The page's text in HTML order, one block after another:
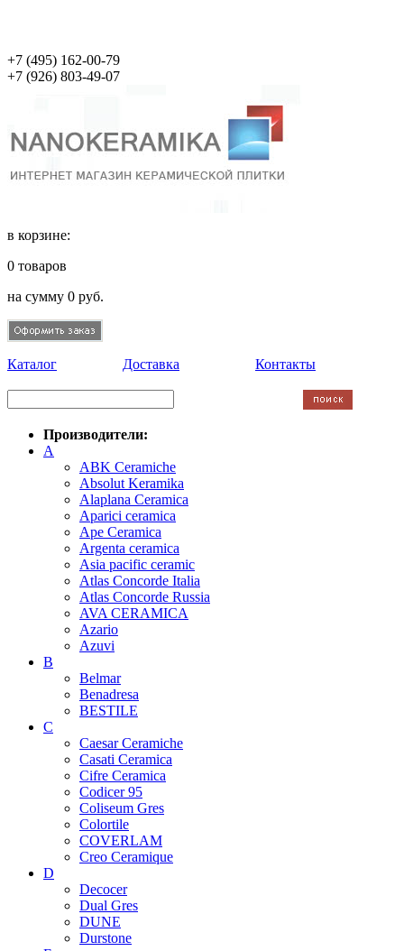
+7 (495) 162-00-79
+7 (926) 803-49-07
в корзине:
0 товаров
на сумму 0 руб.
Каталог Доставка Контакты
Производители:
A
ABK Ceramiche
Absolut Keramika
Alaplana Ceramica
Aparici ceramica
Ape Ceramica
Argenta ceramica
Asia pacific ceramic
Atlas Concorde Italia
Atlas Concorde Russia
AVA CERAMICA
Azario
Azuvi
B
Belmar
Benadresa
BESTILE
C
Caesar Ceramiche
Casati Ceramica
Cifre Ceramica
Codicer 95
Coliseum Gres
Colortile
COVERLAM
Creo Ceramique
D
Decocer
Dual Gres
DUNE
Durstone